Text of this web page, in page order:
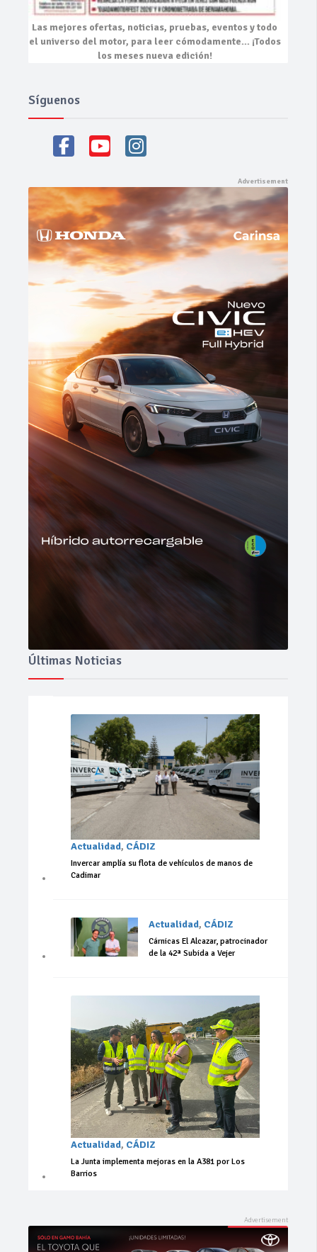
Las mejores ofertas, noticias, pruebas, eventosy todo
el universo del motor, para leer cómodamente… ¡Todos
los meses nueva edición!
Síguenos
Últimas Noticias
Actualidad, CÁDIZ
Invercar amplía su flota de vehículos de manos de
Cadimar
Actualidad, CÁDIZ
Cárnicas El Alcazar, patrocinador
de la 42ª Subida a Vejer
Actualidad, CÁDIZ
La Junta implementa mejoras en la A381 por Los
Barrios